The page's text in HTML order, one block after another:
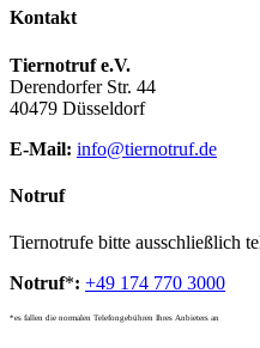
Kontakt
Tiernotruf e.V.
Derendorfer Str. 44
40479 Düsseldorf
E-Mail: info@tiernotruf.de
Notruf
Tiernotrufe bitte ausschließlich
Notruf*: +49 174 770 3000
*es fallen die normalen Telefongebühren Ihres Anbieters an